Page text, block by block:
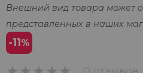
Внешний вид товара может
представленных в наших
-11%